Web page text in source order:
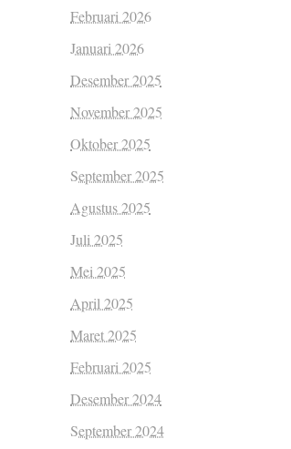
Februari 2026
Januari 2026
Desember 2025
November 2025
Oktober 2025
September 2025
Agustus 2025
Juli 2025
Mei 2025
April 2025
Maret 2025
Februari 2025
Desember 2024
September 2024